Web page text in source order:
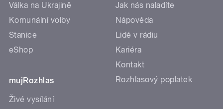
Válka na Ukrajině
Komunální volby
Stanice
eShop
mujRozhlas
Živé vysílání
Jak nás naladíte
Nápověda
Lidé v rádiu
Kariéra
Kontakt
Rozhlasový poplatek